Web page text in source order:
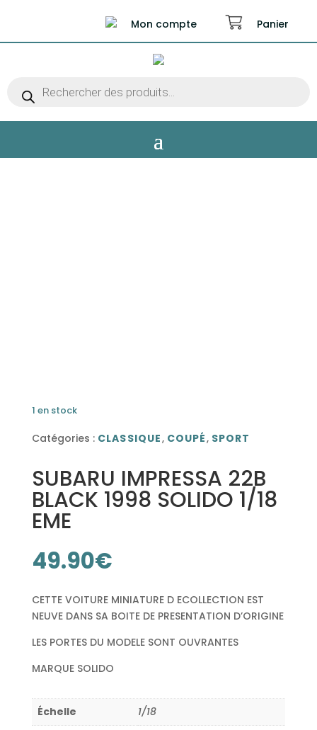
produits
Mon compte Panier
1 en stock
Catégories : CLASSIQUE, COUPÉ, SPORT
SUBARU IMPRESSA 22B
BLACK 1998 SOLIDO 1/18
EME
49.90€
CETTE VOITURE MINIATURE D ECOLLECTION EST
NEUVE DANS SA BOITE DE PRESENTATION D’ORIGINE
LES PORTES DU MODELE SONT OUVRANTES
MARQUE SOLIDO
Échelle
1/18